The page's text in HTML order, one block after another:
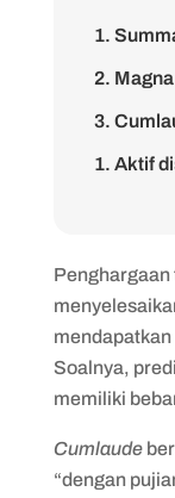
1.
2.
3.
1. Aktif
3.
5.
6.
sehat
Soalnya,
memiliki
Cumlaude
“dengan